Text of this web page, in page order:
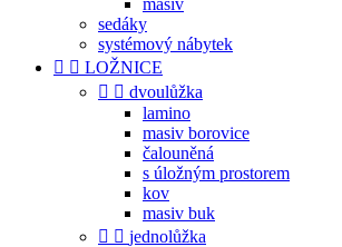
masiv
sedáky
systémový nábytek
  LOŽNICE
  dvoulůžka
lamino
masiv borovice
čalouněná
s úložným prostorem
kov
masiv buk
  jednolůžka